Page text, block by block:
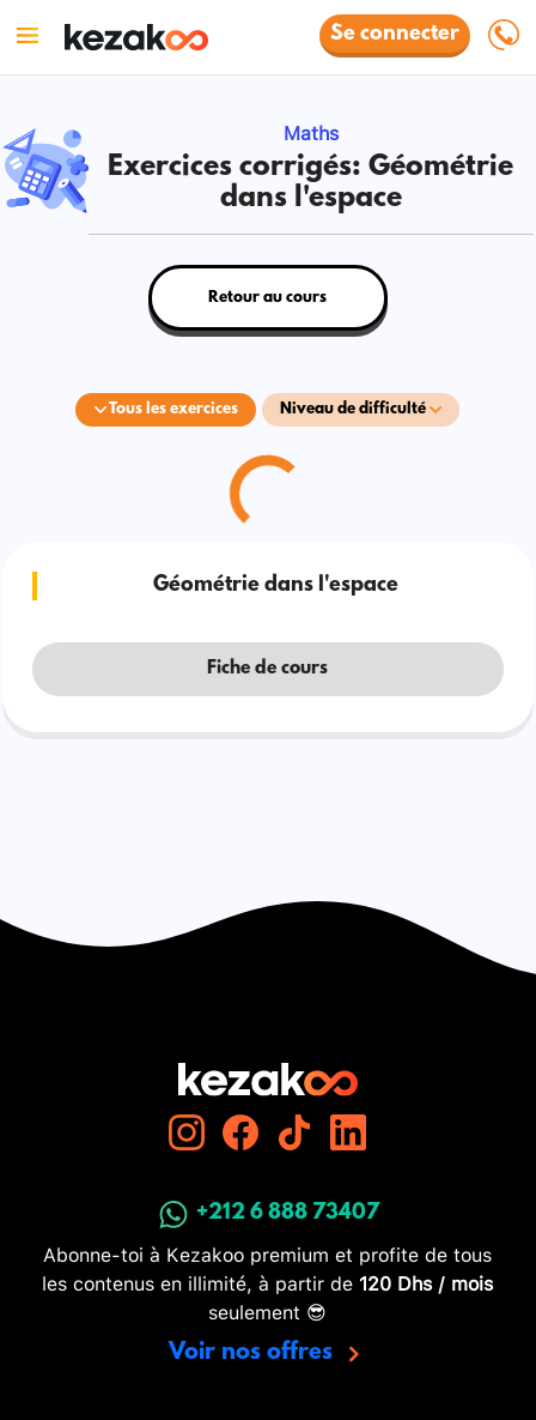
Se connecter
Maths
Exercices corrigés: Géométrie
dans l'espace
Tous les exercices Niveau de difficulté
Retour au cours
Géométrie dans l'espace
Fiche de cours
+212 6 888 73407
Abonne-toi à Kezakoo premium et profite de tous
les contenus en illimité, à partir de 120 Dhs / mois
seulement 😎
Voir nos offres